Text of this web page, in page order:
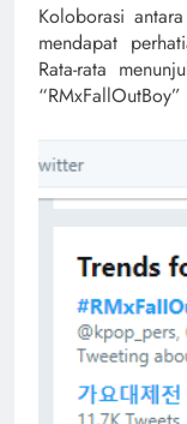
Koloborasi
mendapat
Rata-rata